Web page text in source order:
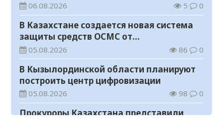
06.08.2026 5 0
В Казахстане создается новая система
защиты средств ОСМС от
необоснованных выплат
05.08.2026 86 0
В Кызылординской области планируют
построить центр цифровизации
05.08.2026 98 0
Прокуроры Казахстана представили